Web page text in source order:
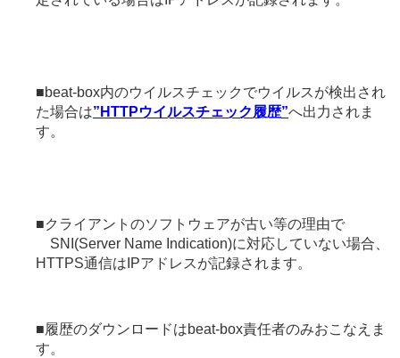
■beat-box内のウイルスチェックでウイルスが検出され
た場合は”HTTPウイルスチェック履歴”へ出力されま
す。
■クライアントのソフトウェアが古い等の理由で
SNI(Server Name Indication)に対応していない場合、
HTTPS通信はIPアドレスが記録されます。
■履歴のダウンロードはbeat-box責任者のみおこなえま
す。